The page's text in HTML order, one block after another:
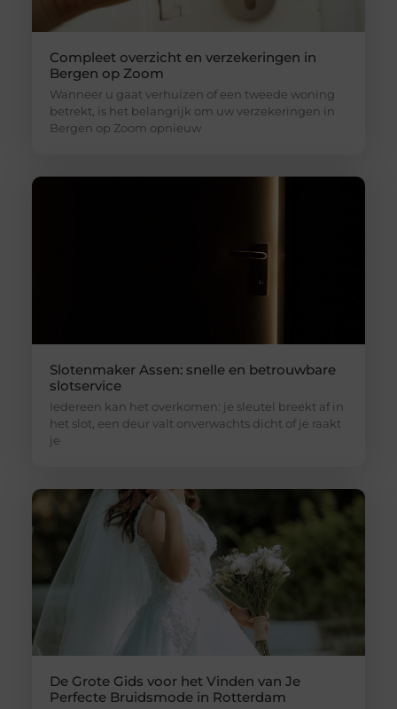
Compleet overzicht en verzekeringen in
Bergen op Zoom
Wanneer u gaat verhuizen of een tweede woning
betrekt, is het belangrijk om uw verzekeringen in
Bergen op Zoom opnieuw
Slotenmaker Assen: snelle en betrouwbare
slotservice
Iedereen kan het overkomen: je sleutel breekt af in
het slot, een deur valt onverwachts dicht of je raakt
je
De Grote Gids voor het Vinden van Je
Perfecte Bruidsmode in Rotterdam